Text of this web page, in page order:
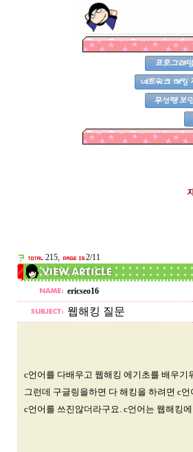
215, 2/11
ericseo16
웹해킹 질문
c언어를 다배우고 웹해킹 에기초를 배우
그런데 구글링을하면 다 해킹을 하려면 c
c언어를 쓰진않더라구요. c언어는 웹해킹